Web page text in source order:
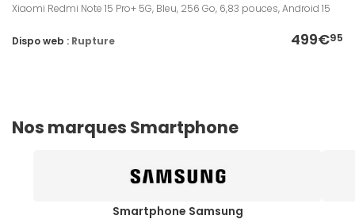
Xiaomi Redmi Note 15 Pro+ 5G, Bleu, 256 Go, 6,83 pouces, Android 15
499€95
Dispo web : Rupture
Nos marques Smartphone
Smartphone Samsung